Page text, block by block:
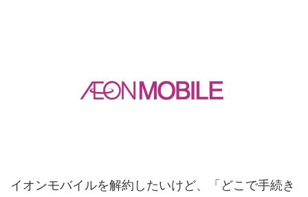
イオンモバイルを解約したいけど、「どこで手続き